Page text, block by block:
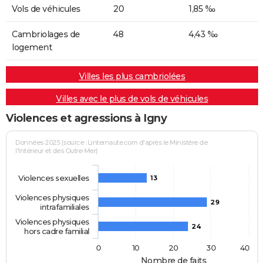
Vols de véhicules 20 1,85 ‰
Cambriolages de
logement
48 4,43 ‰
Villes les plus cambriolées
Villes avec le plus de vols de véhicules
Violences et agressions à Igny
Nombre de faits
Données 2025 (source : Linternaute.com d'après le Ministère de
l'Intérieur et des Outre-Mer)
13
29
24
Violences sexuelles
Violences physiques
intrafamiliales
Violences physiques
hors cadre familial
0
10 20 30 40